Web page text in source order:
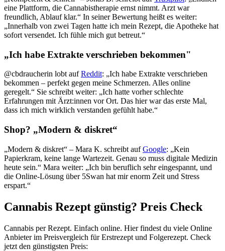
eine Plattform, die Cannabistherapie ernst nimmt. Arzt war
freundlich, Ablauf klar.“ In seiner Bewertung heißt es weiter:
„Innerhalb von zwei Tagen hatte ich mein Rezept, die Apotheke hat
sofort versendet. Ich fühle mich gut betreut.“
„Ich habe Extrakte verschrieben bekommen"
@cbdraucherin lobt aufReddit: „Ich habe Extrakte verschrieben
bekommen – perfekt gegen meine Schmerzen. Alles online
geregelt.“ Sie schreibt weiter: „Ich hatte vorher schlechte
Erfahrungen mit Ärzt:innen vor Ort. Das hier war das erste Mal,
dass ich mich wirklich verstanden gefühlt habe.“
Shop? „Modern & diskret“
„Modern & diskret“ – Mara K. schreibt aufGoogle: „Kein
Papierkram, keine lange Wartezeit. Genau so muss digitale Medizin
heute sein.“ Mara weiter: „Ich bin beruflich sehr eingespannt, und
die Online-Lösung über 5Swan hat mir enorm Zeit und Stress
erspart.“
Cannabis Rezept günstig? Preis Check
Cannabis per Rezept. Einfach online. Hier findest du viele Online
Anbieter im Preisvergleich für Erstrezept und Folgerezept. Check
jetzt den günstigsten Preis: